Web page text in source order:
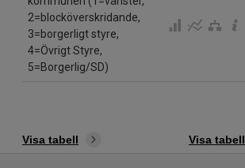
2=blocköverskridande,
3=borgerligt styre,
4=Övrigt Styre,
5=Borgerlig/SD)
Visa tabell Visa tabell